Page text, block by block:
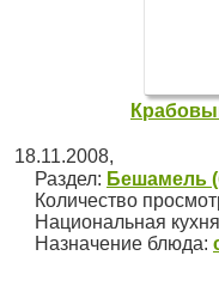
18.11.2008,
Раздел: Бешамель
Количество
Национальная
Назначение блюда: